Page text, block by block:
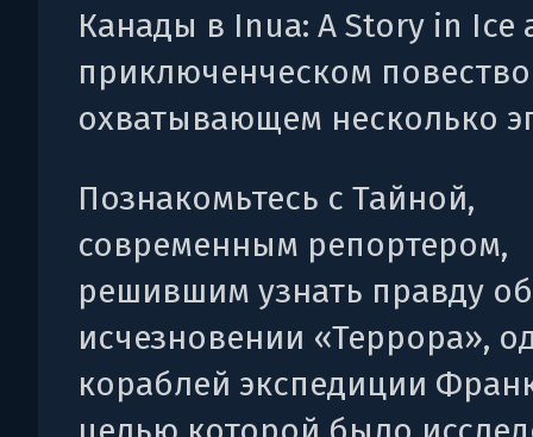
Канады в Inua: A Story in Ice
приключенческом
охватывающем несколько
Познакомьтесь с Тайной,
современным репортером,
решившим узнать правду об
исчезновении «Террора»,
кораблей экспедиции